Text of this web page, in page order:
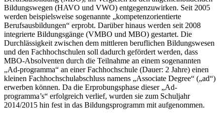
Bildungswegen (HAVO und VWO) entgegenzuwirken. Seit 2005
werden beispielsweise sogenannte „kompetenzorientierte
Berufsausbildungen“ erprobt. Darüber hinaus werden seit 2008
integrierte Bildungsgänge (VMBO und MBO) gestartet. Die
Durchlässigkeit zwischen dem mittleren beruflichen Bildungswesen
und den Fachhochschulen soll dadurch gefördert werden, dass
MBO-Absolventen durch die Teilnahme an einem sogenannten
„Ad-programma“ an einer Fachhochschule (Dauer: 2 Jahre) einen
kleinen Fachhochschulabschluss namens „Associate Degree“ („ad“)
erwerben können. Da die Erprobungsphase dieser „Ad-
programma’s“ erfolgreich verlief, wurden sie zum Schuljahr
2014/2015 hin fest in das Bildungsprogramm mit aufgenommen.